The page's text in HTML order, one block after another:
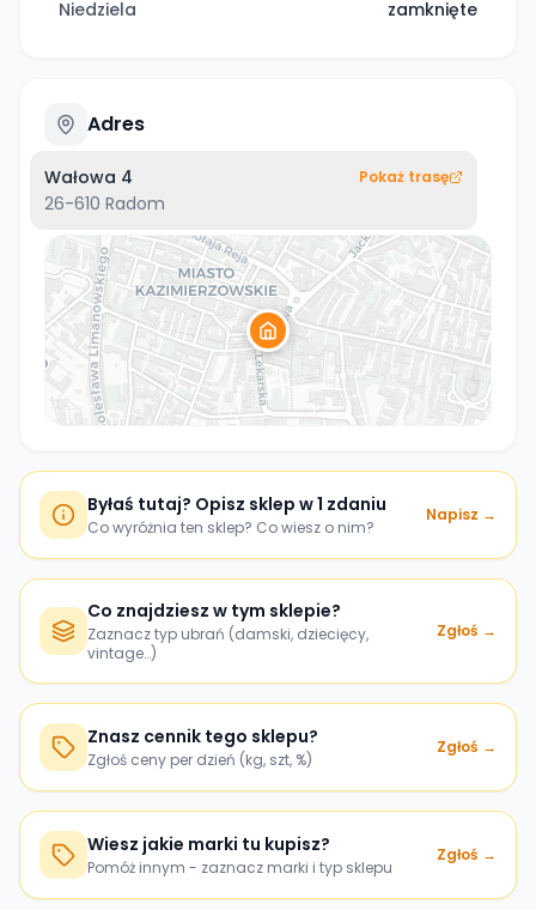
Niedziela zamknięte
Adres
Wałowa 4
26-610 Radom
Pokaż trasę
Byłaś tutaj? Opisz sklep w 1 zdaniu
Co wyróżnia ten sklep? Co wiesz o nim?
Napisz →
Co znajdziesz w tym sklepie?
Zaznacz typ ubrań (damski, dziecięcy,
vintage…)
Zgłoś →
Znasz cennik tego sklepu?
Zgłoś ceny per dzień (kg, szt, %)
Zgłoś →
Wiesz jakie marki tu kupisz?
Pomóż innym - zaznacz marki i typ sklepu
Zgłoś →